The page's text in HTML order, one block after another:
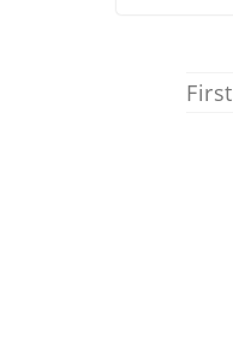
First